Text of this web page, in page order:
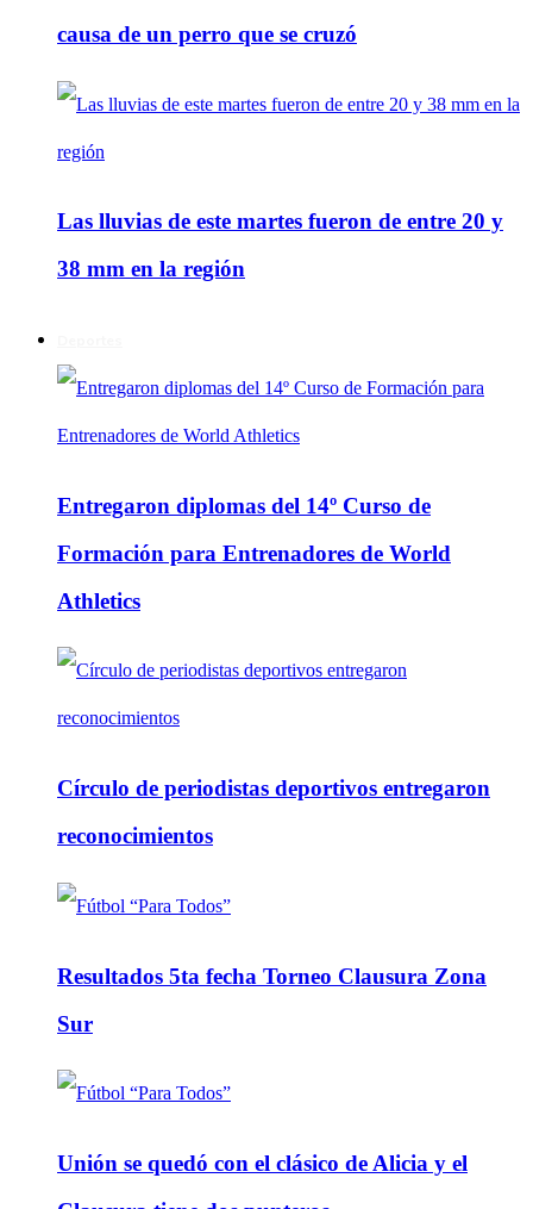
causa de un perro que se cruzó
Las lluvias de este martes fueron de entre 20 y
38 mm en la región
Entregaron diplomas del 14º Curso de
Formación para Entrenadores de World
Athletics
Círculo de periodistas deportivos entregaron
reconocimientos
Resultados 5ta fecha Torneo Clausura Zona
Sur
Unión se quedó con el clásico de Alicia y el